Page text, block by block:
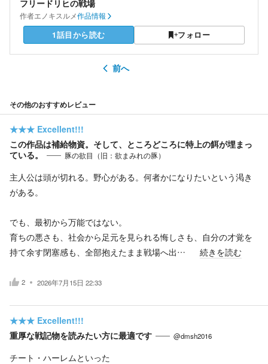
フリードリヒの戦場
作者エノキスルメ作品情報
1話目から読む フォロー
前へ
その他のおすすめレビュー
★★★ Excellent!!!
この作品は補給物資。そして、ところどころに特上の餌が埋まっ
ている。
豚の欲目（旧：欲まみれの豚）
主人公は頭が切れる。野心がある。何者かになりたいという渇き
がある。
でも、最初から万能ではない。
育ちの悪さも、社会から足元を見られる悔しさも、自分の才覚を
持て余す閉塞感も、全部抱えたまま戦場へ出…
続きを読む
2 2026年7月15日 22:33
★★★ Excellent!!!
重厚な戦記物を読みたい方に最適です
@dmsh2016
チート・ハーレムといった